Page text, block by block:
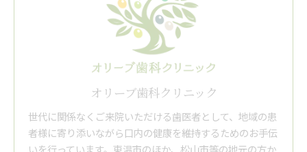
オリーブ歯科クリニック
世代に関係なくご来院いただける歯医者として、地域の患
者様に寄り添いながら口内の健康を維持するためのお手伝
いを行っています。東温市のほか、松山市等の地元の方か